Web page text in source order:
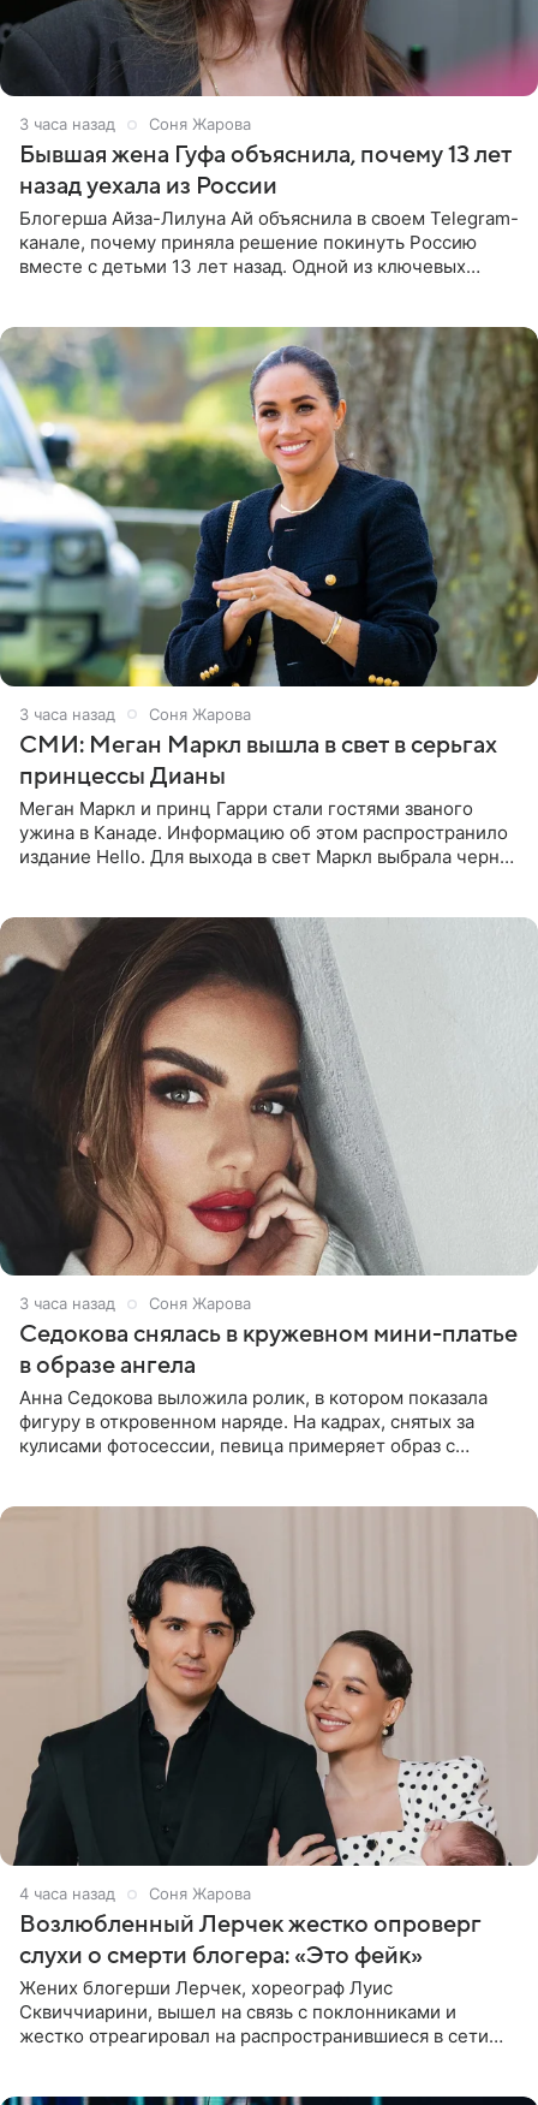
3 часа назад Соня Жарова
Бывшая жена Гуфа объяснила, почему 13 лет
назад уехала из России
Блогерша Айза-Лилуна Ай объяснила в своем Telegram-
канале, почему приняла решение покинуть Россию
вместе с детьми 13 лет назад. Одной из ключевых
3 часа назад Соня Жарова
СМИ: Меган Маркл вышла в свет в серьгах
принцессы Дианы
Меган Маркл и принц Гарри стали гостями званого
ужина в Канаде. Информацию об этом распространило
издание Hello. Для выхода в свет Маркл выбрала черное
3 часа назад Соня Жарова
Седокова снялась в кружевном мини-платье
в образе ангела
Анна Седокова выложила ролик, в котором показала
фигуру в откровенном наряде. На кадрах, снятых за
кулисами фотосессии, певица примеряет образ с
4 часа назад Соня Жарова
Возлюбленный Лерчек жестко опроверг
слухи о смерти блогера: «Это фейк»
Жених блогерши Лерчек, хореограф Луис
Сквиччиарини, вышел на связь с поклонниками и
жестко отреагировал на распространившиеся в сети